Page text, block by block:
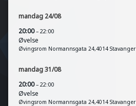
mandag 24/08
20:00– 22:00
Øvelse
Øvingsrom Normannsgata 24,4014 Stavanger
mandag31/08
20:00– 22:00
Øvelse
Øvingsrom Normannsgata 24,4014 Stavanger